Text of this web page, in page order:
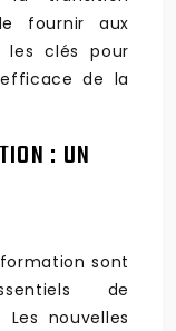
fournir aux
les clés pour
de la
: UN
sont
de
nouvelles